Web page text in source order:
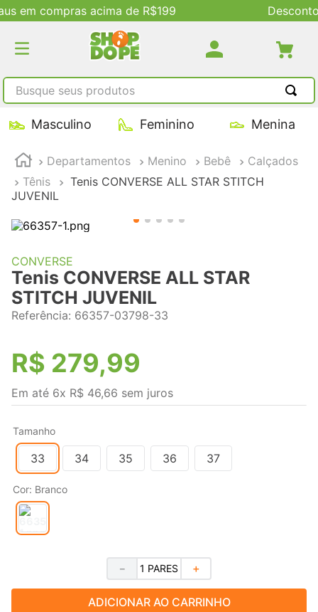
Descontos Exclusivos no Site
Busque seus produtos
Masculino Feminino Menina
Departamentos Menino Bebê
Calçados
Tênis
Tenis CONVERSE ALL STAR STITCH
JUVENIL
CONVERSE
Tenis CONVERSE ALL STAR
STITCH JUVENIL
Referência: 66357-03798-33
R$ 279,99
Em até 6x R$ 46,66 sem juros
Tamanho
33 34 35 36 37
Cor: Branco
＋
－
ADICIONAR AO CARRINHO
TERMOS MAIS BUSCADOS
2
tenis feminino
3º
kenner